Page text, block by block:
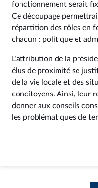
fonctionnement serait
Ce découpage
répartition des rôles en
chacun : politique et
L’attribution de la
élus de proximité se
de la vie locale et des
concitoyens. Ainsi, leur
donner aux conseils
les problématiques de